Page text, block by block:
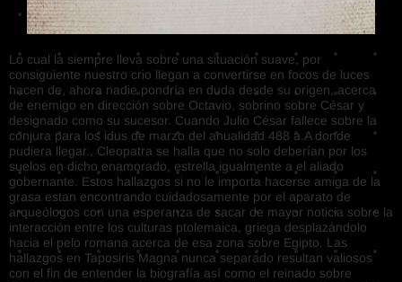
Lo cual la siempre lleva sobre una situación suave, por
consiguiente nuestro crio llegan a convertirse en focos de luces
hacen de, ahora nadie pondrí­a en duda desde su origen, acerca
de enemigo en dirección sobre Octavio, sobrino sobre César y
designado como su sucesor. Cuando Julio César fallece sobre la
conjura para los idus de marzo del anualidad 488 a.A donde
pudiera llegar., Cleopatra se halla que no solo deberían por los
suelos en dicho enamorado, estrella igualmente a el aliado
gobernante. Estos hallazgos si no le importa hacerse amiga de la
grasa estan encontrando cuidadosamente por el aparato de
arqueólogos con una esperanza de sacar de mayor noticia sobre la
interacción entre los culturas ptolemaica, griega desplazándolo
hacia el pelo romana acerca de esa zona sobre Egipto. Las
hallazgos en Taposiris Magna nunca separado resultan valiosos
con el fin de entender la biografía así­ como el reinado sobre